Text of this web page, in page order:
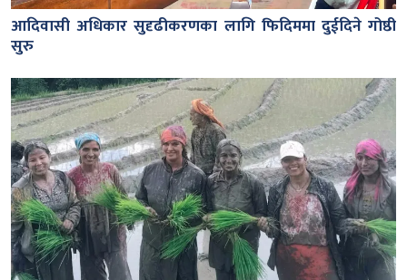
आदिवासी अधिकार सुदृढीकरणका लागि फिदिममा दुईदिने गोष्ठी
सुरु